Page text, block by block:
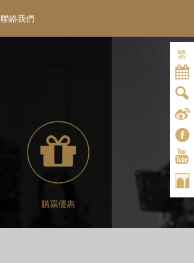
購票優惠
聯絡我們
繁